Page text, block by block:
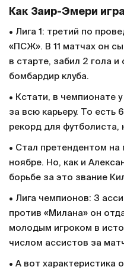
Как Заир-Эмери
• Лига 1: третий по
«ПСЖ». В 11 матчах он
в старте, забил 2 гола
бомбардир клуба.
• Кстати, в чемпионате
за всю карьеру. То есть
рекорд для футболиста,
• Стал претендентом на
ноябре. Но, как и
борьбе за это звание
• Лига чемпионов: 3
против «Милана» он
молодым игроком в
числом ассистов за
• А вот характеристика